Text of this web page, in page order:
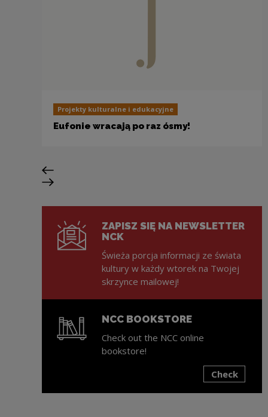
Projekty kulturalne i edukacyjne
Eufonie wracają po raz ósmy!
Previous slide
Next slide
ZAPISZ SIĘ NA NEWSLETTER
NCK
Świeża porcja informacji ze świata
kultury w każdy wtorek na Twojej
skrzynce mailowej!
NCC BOOKSTORE
Check out the NCC online
bookstore!
Check